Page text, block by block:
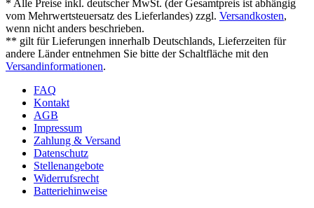
* Alle Preise inkl. deutscher MwSt. (der Gesamtpreis ist abhängig
vom Mehrwertsteuersatz des Lieferlandes) zzgl. Versandkosten,
wenn nicht anders beschrieben.
** gilt für Lieferungen innerhalb Deutschlands, Lieferzeiten für
andere Länder entnehmen Sie bitte der Schaltfläche mit den
Versandinformationen.
FAQ
Kontakt
AGB
Impressum
Zahlung & Versand
Datenschutz
Stellenangebote
Widerrufsrecht
Batteriehinweise